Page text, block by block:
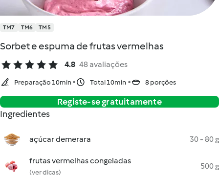
TM7 TM6 TM5
Sorbet e espuma de frutas vermelhas
4.8 48 avaliações
Preparação 10min Total 10min 8 porções
Registe-se gratuitamente
Ingredientes
açúcar demerara 30 - 80 g
frutas vermelhas congeladas
(ver dicas)
500 g